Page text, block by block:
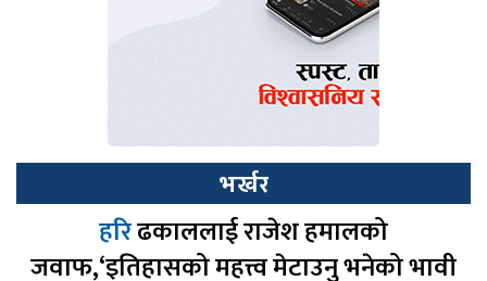
भर्खर
हरिढकाललाई राजेश हमालको
जवाफ,‘इतिहासको महत्त्व मेटाउनु भनेको भावी